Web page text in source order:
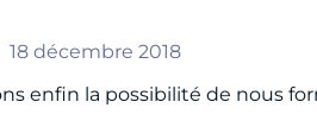
18 décembre 2018
enfin la possibilité de nous